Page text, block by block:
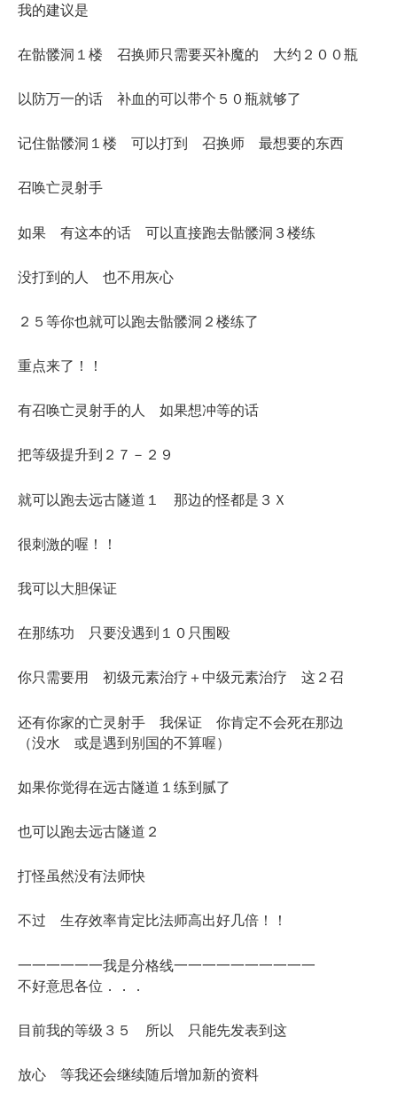
我的建议是
在骷髅洞１楼 召换师只需要买补魔的 大约２００瓶
以防万一的话 补血的可以带个５０瓶就够了
记住骷髅洞１楼 可以打到 召换师 最想要的东西
召唤亡灵射手
如果 有这本的话 可以直接跑去骷髅洞３楼练
没打到的人 也不用灰心
２５等你也就可以跑去骷髅洞２楼练了
重点来了！！
有召唤亡灵射手的人 如果想冲等的话
把等级提升到２７－２９
就可以跑去远古隧道１ 那边的怪都是３Ｘ
很刺激的喔！！
我可以大胆保证
在那练功 只要没遇到１０只围殴
你只需要用 初级元素治疗＋中级元素治疗 这２召
还有你家的亡灵射手 我保证 你肯定不会死在那边
（没水 或是遇到别国的不算喔）
如果你觉得在远古隧道１练到腻了
也可以跑去远古隧道２
打怪虽然没有法师快
不过 生存效率肯定比法师高出好几倍！！
一一一一一一我是分格线一一一一一一一一一一
不好意思各位．．．
目前我的等级３５ 所以 只能先发表到这
放心 等我还会继续随后增加新的资料